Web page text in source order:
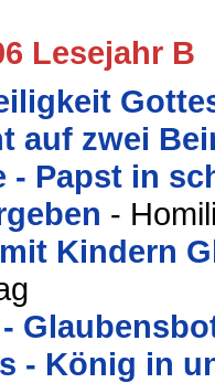
Lesejahr B
auf zwei
- Papst in
-
Kindern
- König in